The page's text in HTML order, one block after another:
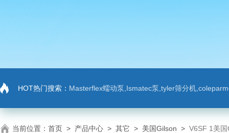
HOT热门搜索： Masterflex蠕动泵,Ismatec泵,tyler筛分机,coleparmer,注射
当前位置： 首页 > 产品中心 > 其它 > 美国Gilson > V6SF 1美